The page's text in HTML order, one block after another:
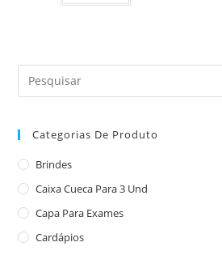
Categorias De Produto
Brindes
Caixa Cueca Para 3 Und
Capa Para Exames
Cardápios